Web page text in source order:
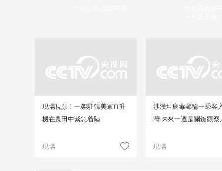
現場視頻！一架駐韓美軍直升
機在農田中緊急着陸
現場
涉漢坦病毒郵輪一乘客
灣 未來一週是關鍵觀察
現場